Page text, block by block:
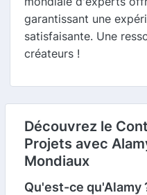
garantissant une
satisfaisante. Une
créateurs !
Découvrez le
Projets avec
Mondiaux
Qu'est-ce qu'Alamy